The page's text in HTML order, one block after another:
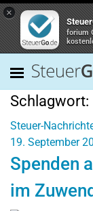
×
forium
Schlagwort:
Steuer-
19. September
Spenden
im